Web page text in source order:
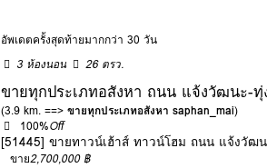
อัพเดตครั้งสุดท้ายมากกว่า 30 วัน
3 ห้องนอน
26 ตรว.
ขายทุกประเภทอสังหา ถนน แจ้งวัฒนะ-ทุ่
(3.9 km. ==> ขายทุกประเภทอสังหา saphan_mai)
100%Off
[51445] ขายทาวน์เฮ้าส์ ทาวน์โฮม ถนน แจ้งวัฒ
ขาย2,700,000 ฿